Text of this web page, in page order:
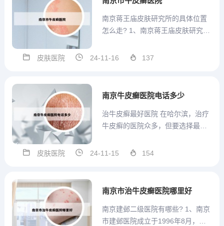
南京蒋王庙皮肤研究所的具体位置
怎么走? 1、南京蒋王庙皮肤研究所
可以选择多种公共交通方式前往：
69路、70路等公交线路。 若从玄武
皮肤医院 24-11-16 137
南京牛皮癣医院电话多少
治牛皮癣最好医院 在哈尔滨，治疗
牛皮癣的医院众多，但要选择最好
经验、医疗设备以及患者评价等。
专业团队，包括经验丰富的皮肤科
皮肤医院 24-11-15 154
南京市治牛皮癣医院哪里好
南京建邺二级医院有哪些? 1、南京
市建邺医院成立于1996年8月，由